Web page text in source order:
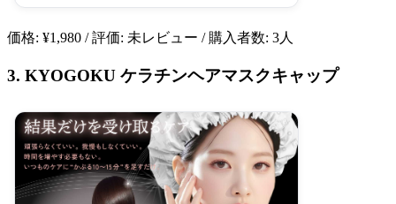
価格: ¥1,980 / 評価: 未レビュー / 購入者数: 3人
3. KYOGOKU ケラチンヘアマスクキャップ